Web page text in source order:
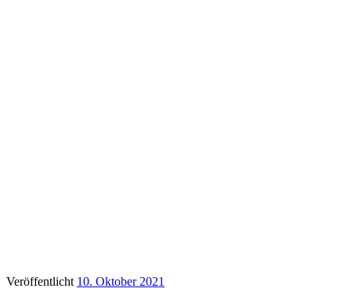
Veröffentlicht 10. Oktober 2021